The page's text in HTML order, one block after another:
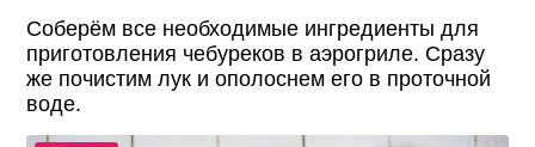
Соберём все необходимые ингредиенты для
приготовления чебуреков в аэрогриле. Сразу
же почистим лук и ополоснем его в проточной
воде.